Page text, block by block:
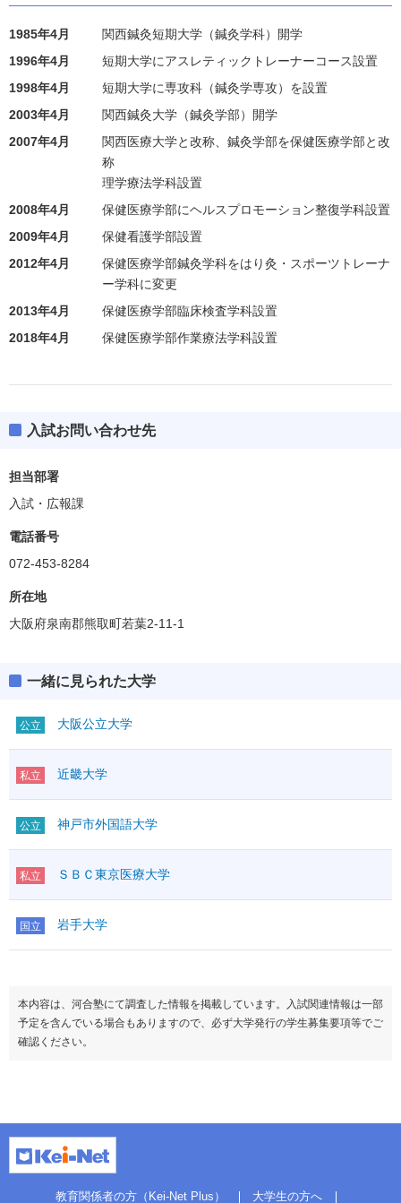
1985年4月
関西鍼灸短期大学（鍼灸学科）開学
1996年4月
短期大学にアスレティックトレーナーコース設置
1998年4月
短期大学に専攻科（鍼灸学専攻）を設置
2003年4月
関西鍼灸大学（鍼灸学部）開学
2007年4月
関西医療大学と改称、鍼灸学部を保健医療学部と改
称
理学療法学科設置
2008年4月
保健医療学部にヘルスプロモーション整復学科設置
2009年4月
保健看護学部設置
2012年4月
保健医療学部鍼灸学科をはり灸・スポーツトレーナ
ー学科に変更
2013年4月
保健医療学部臨床検査学科設置
2018年4月
保健医療学部作業療法学科設置
入試お問い合わせ先
担当部署
入試・広報課
電話番号
072-453-8284
所在地
大阪府泉南郡熊取町若葉2-11-1
一緒に見られた大学
公立 大阪公立大学
私立 近畿大学
公立 神戸市外国語大学
私立 ＳＢＣ東京医療大学
国立 岩手大学
本内容は、河合塾にて調査した情報を掲載しています。入試関連情報は一部
予定を含んでいる場合もありますので、必ず大学発行の学生募集要項等でご
確認ください。
教育関係者の方（Kei-Net Plus） 大学生の方へ